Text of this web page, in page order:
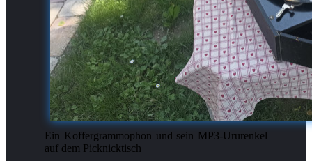
Ein Koffergrammophon und sein MP3-Ururenkel
auf dem Picknicktisch